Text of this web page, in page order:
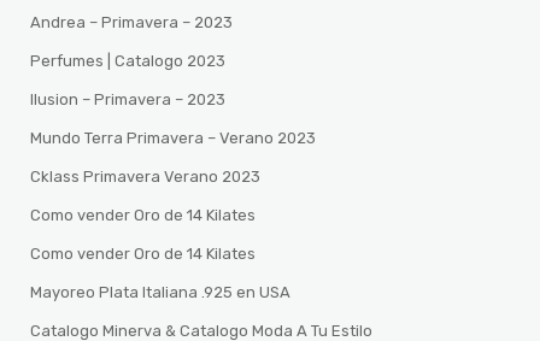
Andrea – Primavera – 2023
Perfumes | Catalogo 2023
Ilusion – Primavera – 2023
Mundo Terra Primavera – Verano 2023
Cklass Primavera Verano 2023
Como vender Oro de 14 Kilates
Como vender Oro de 14 Kilates
Mayoreo Plata Italiana .925 en USA
Catalogo Minerva & Catalogo Moda A Tu Estilo